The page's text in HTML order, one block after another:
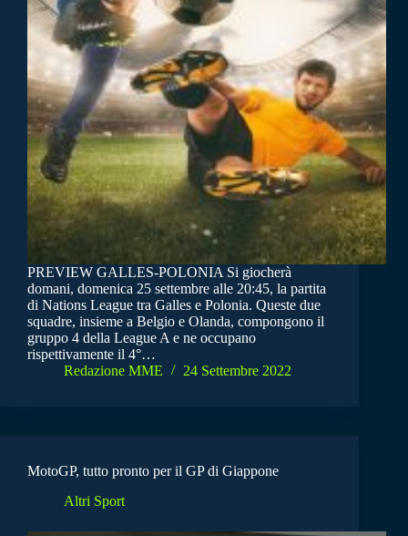
PREVIEW GALLES-POLONIA Si giocherà
domani, domenica 25 settembre alle 20:45, la partita
di Nations League tra Galles e Polonia. Queste due
squadre, insieme a Belgio e Olanda, compongono il
gruppo 4 della League A e ne occupano
rispettivamente il 4°…
Redazione MME
24 Settembre 2022
MotoGP, tutto pronto per il GP di Giappone
Altri Sport